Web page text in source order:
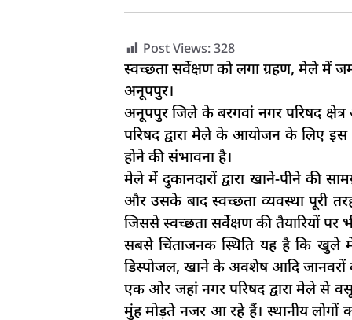
Post Views:328
स्वच्छता सर्वेक्षण को लगा ग्रहण, मेले में
अनूपपुर।
अनूपपुर जिले के बरगवां नगर परिषद
परिषद द्वारा मेले के आयोजन के लिए
होने की संभावना है।
मेले में दुकानदारों द्वारा खाने-पीने की
और उसके बाद स्वच्छता व्यवस्था पूरी
जिससे स्वच्छता सर्वेक्षण की तैयारियों पर
सबसे चिंताजनक स्थिति यह है कि खुले
डिस्पोजल, खाने के अवशेष आदि जानवरों
एक ओर जहां नगर परिषद द्वारा मेले से
मुंह मोड़ते नजर आ रहे हैं। स्थानीय लोगों